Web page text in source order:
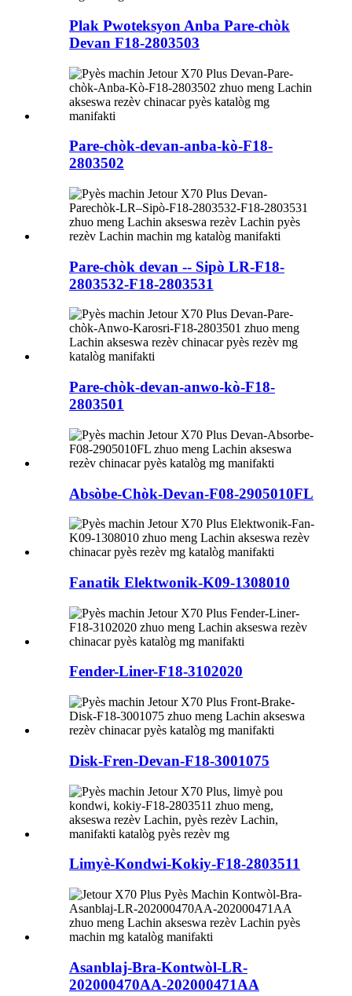
Plak Pwoteksyon Anba Pare-chòk
Devan F18-2803503
Pare-chòk-devan-anba-kò-F18-
2803502
Pare-chòk devan -- Sipò LR-F18-
2803532-F18-2803531
Pare-chòk-devan-anwo-kò-F18-
2803501
Absòbe-Chòk-Devan-F08-2905010FL
Fanatik Elektwonik-K09-1308010
Fender-Liner-F18-3102020
Disk-Fren-Devan-F18-3001075
Limyè-Kondwi-Kokiy-F18-2803511
Asanblaj-Bra-Kontwòl-LR-
202000470AA-202000471AA